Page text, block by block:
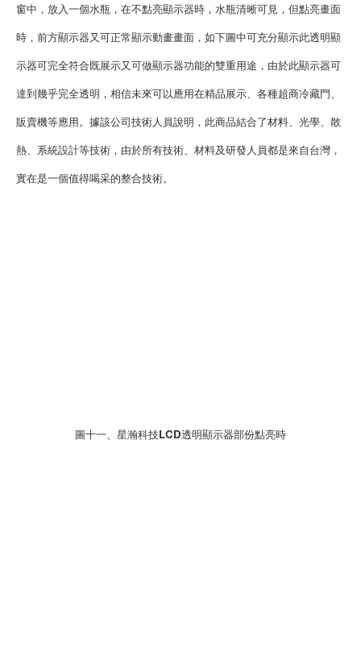
窗中，放入一個水瓶，在不點亮顯示器時，水瓶清晰可見，但點亮畫面
時，前方顯示器又可正常顯示動畫畫面，如下圖中可充分顯示此透明顯
示器可完全符合既展示又可做顯示器功能的雙重用途，由於此顯示器可
達到幾乎完全透明，相信未來可以應用在精品展示、各種超商冷藏門、
販賣機等應用。據該公司技術人員說明，此商品結合了材料、光學、散
熱、系統設計等技術，由於所有技術、材料及研發人員都是來自台灣，
實在是一個值得喝采的整合技術。
圖十一、星瀚科技LCD透明顯示器部份點亮時